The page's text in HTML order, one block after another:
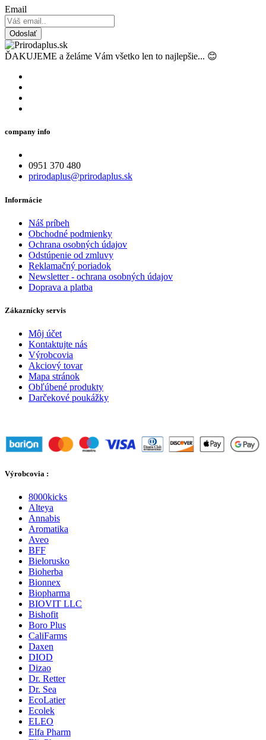
Email
Odoslať
ĎAKUJEME a želáme Vám všetko len to najlepšie... 😊
company info
0951 370 480
prirodaplus@prirodaplus.sk
Informácie
Náš príbeh
Obchodné podmienky
Ochrana osobných údajov
Odstúpenie od zmluvy
Reklamačný poriadok
Newsletter - ochrana osobných údajov
Doprava a platba
Zákaznícky servis
Môj účet
Kontaktujte nás
Výrobcovia
Akciový tovar
Mapa stránok
Obľúbené produkty
Darčekové poukážky
Výrobcovia :
8000kicks
Alteya
Annabis
Aromatika
Aveo
BFF
Bielorusko
Bioherba
Bionnex
Biopharma
BIOVIT LLC
Bishofit
Boro Plus
CaliFarms
Daxen
DIOD
Dizao
Dr. Retter
Dr. Sea
EcoLatier
Ecolek
ELEO
Elfa Pharm